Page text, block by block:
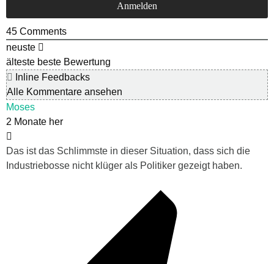
45 Comments
neuste
älteste beste Bewertung
Inline Feedbacks
Alle Kommentare ansehen
Moses
2 Monate her
Das ist das Schlimmste in dieser Situation, dass sich die
Industriebosse nicht klüger als Politiker gezeigt haben.